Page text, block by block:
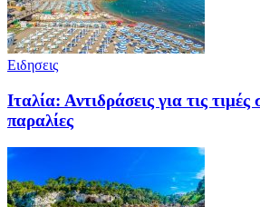
Ειδησεις
Ιταλία: Αντιδράσεις για τις
παραλίες